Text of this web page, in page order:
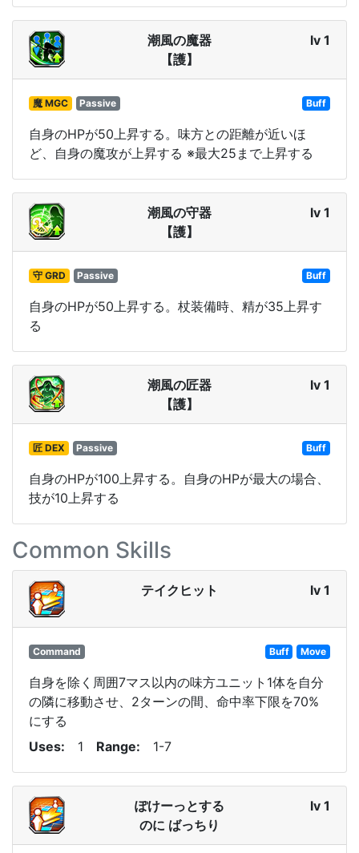
潮風の魔器
【護】
lv 1
魔 MGC Passive Buff
自身のHPが50上昇する。味方との距離が近いほ
ど、自身の魔攻が上昇する ※最大25まで上昇する
潮風の守器
【護】
lv 1
守 GRD Passive Buff
自身のHPが50上昇する。杖装備時、精が35上昇す
る
潮風の匠器
【護】
lv 1
匠 DEX Passive Buff
自身のHPが100上昇する。自身のHPが最大の場合、
技が10上昇する
Common Skills
テイクヒット lv 1
Command Buff Move
自身を除く周囲7マス以内の味方ユニット1体を自分
の隣に移動させ、2ターンの間、命中率下限を70%
にする
Uses
1 Range 1-7
ぽけーっとする
のに ばっちり
lv 1